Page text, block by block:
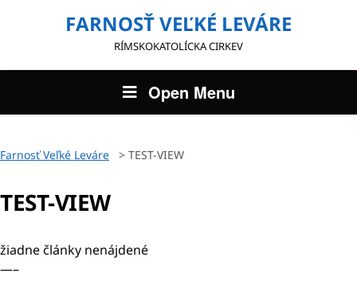
FARNOSŤ VEĽKÉ LEVÁRE
RÍMSKOKATOLÍCKA CIRKEV
Open Menu
Farnosť Veľké Leváre > TEST-VIEW
TEST-VIEW
žiadne články nenájdené
—–